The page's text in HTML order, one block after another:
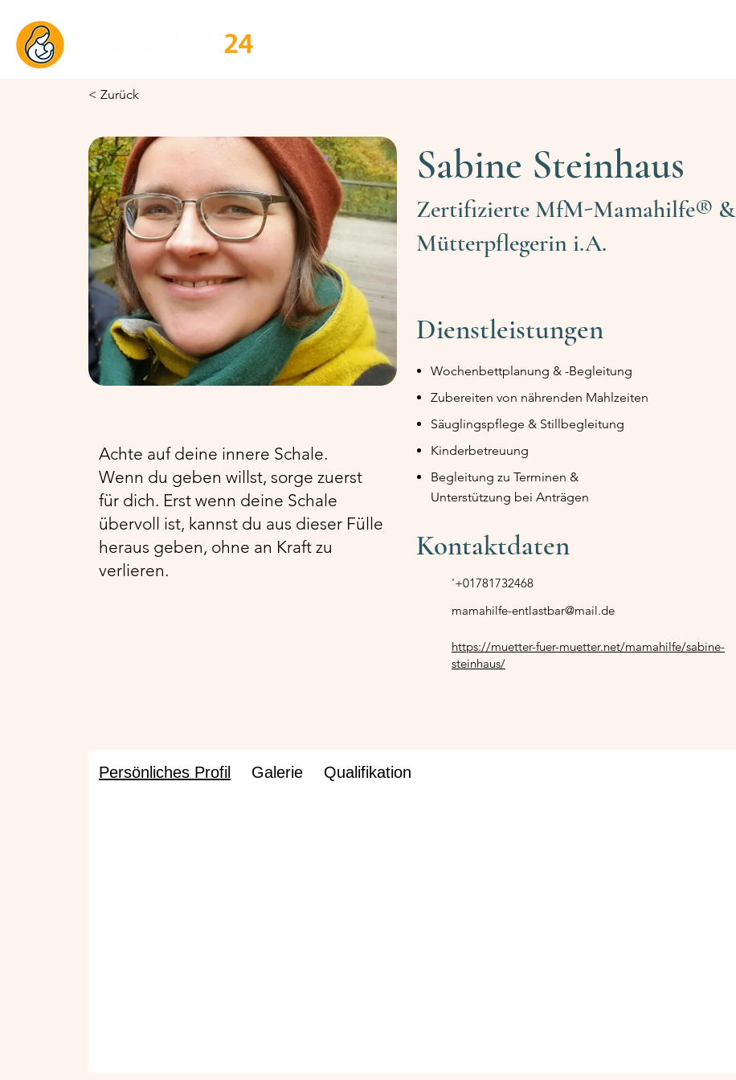
< Zurück
Achte auf deine innere Schale.
Wenn du geben willst, sorge zuerst
für dich. Erst wenn deine Schale
übervoll ist, kannst du aus dieser Fülle
heraus geben, ohne an Kraft zu
verlieren.
Sabine Steinhaus
Zertifizierte MfM-Mamahilfe® &
Mütterpflegerin i.A.
Dienstleistungen
Wochenbettplanung & -Begleitung
Zubereiten von nährenden Mahlzeiten
Säuglingspflege & Stillbegleitung
Kinderbetreuung
Begleitung zu Terminen &
Unterstützung bei Anträgen
Kontaktdaten
'+01781732468
mamahilfe-entlastbar@mail.de
https://muetter-fuer-muetter.net/mamahilfe/sabine-
steinhaus/
Persönliches Profil Galerie Qualifikation